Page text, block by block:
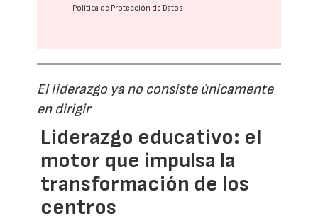
Política de Protección de Datos
El liderazgo ya no consiste únicamente
en dirigir
Liderazgo educativo: el
motor que impulsa la
transformación de los
centros